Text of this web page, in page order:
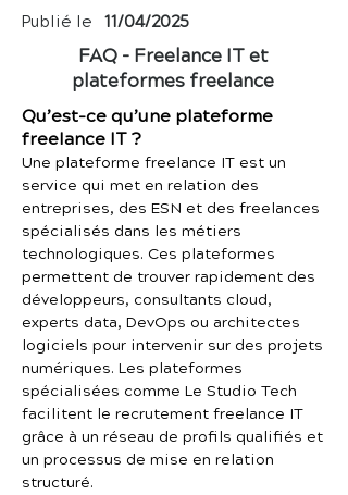
Publié le 11/04/2025
FAQ – Freelance IT et
plateformes freelance
Qu’est-ce qu’une plateforme
freelance IT ?
Une plateforme freelance IT est un
service qui met en relation des
entreprises, des ESN et des freelances
spécialisés dans les métiers
technologiques. Ces plateformes
permettent de trouver rapidement des
développeurs, consultants cloud,
experts data, DevOps ou architectes
logiciels pour intervenir sur des projets
numériques. Les plateformes
spécialisées comme Le Studio Tech
facilitent le recrutement freelance IT
grâce à un réseau de profils qualifiés et
un processus de mise en relation
structuré.